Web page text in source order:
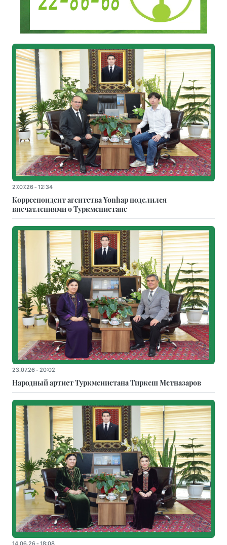
27.07.26 - 12:34
Корреспондент агентства Yonhap поделился
впечатлениями о Туркменистане
23.07.26 - 20:02
Народный артист Туркменистана Тиркеш Мeтназаров
14.06.26 - 18:08